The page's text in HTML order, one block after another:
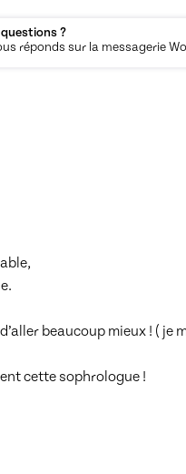
questions ?
réponds sur la messagerie
beaucoup mieux ! ( je
cette sophrologue !